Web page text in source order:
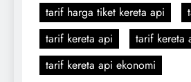
tarif harga tiket kereta api
tarif kereta api
tarif kereta
tarif kereta api ekonomi